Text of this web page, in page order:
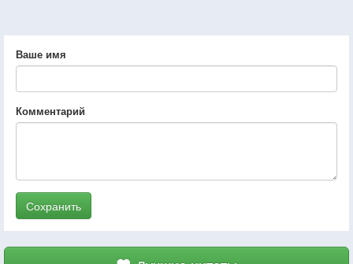
Ваше имя
Комментарий
Сохранить